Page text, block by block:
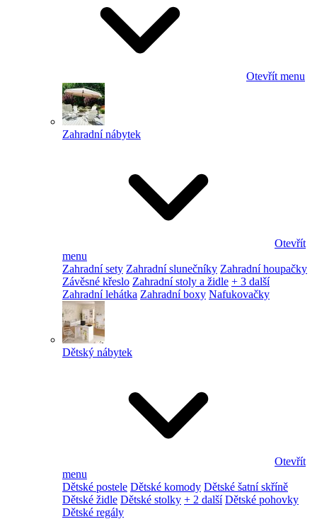
Otevřít menu
Zahradní nábytek
Otevřít
menu
Zahradní sety Zahradní slunečníky Zahradní houpačky
Závěsné křeslo Zahradní stoly a židle + 3 další
Zahradní lehátka Zahradní boxy Nafukovačky
Dětský nábytek
Otevřít
menu
Dětské postele Dětské komody Dětské šatní skříně
Dětské židle Dětské stolky + 2 další Dětské pohovky
Dětské regály